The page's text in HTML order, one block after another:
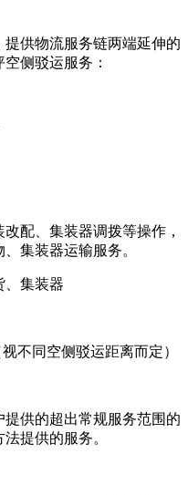
供物流服务链两端延伸的
侧驳运服务：
配、集装器调拨等操作，
集装器运输服务。
、集装器
不同空侧驳运距离而定）
供的超出常规服务范围的
提供的服务。